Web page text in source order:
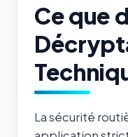
Ce que
La sécurité